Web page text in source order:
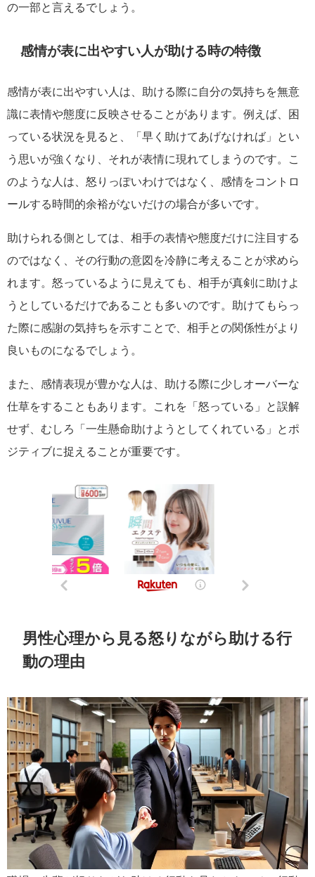
の一部と言えるでしょう。
感情が表に出やすい人が助ける時の特徴
感情が表に出やすい人は、助ける際に自分の気持ちを無意
識に表情や態度に反映させることがあります。例えば、困
っている状況を見ると、「早く助けてあげなければ」とい
う思いが強くなり、それが表情に現れてしまうのです。こ
のような人は、怒りっぽいわけではなく、感情をコントロ
ールする時間的余裕がないだけの場合が多いです。
助けられる側としては、相手の表情や態度だけに注目する
のではなく、その行動の意図を冷静に考えることが求めら
れます。怒っているように見えても、相手が真剣に助けよ
うとしているだけであることも多いのです。助けてもらっ
た際に感謝の気持ちを示すことで、相手との関係性がより
良いものになるでしょう。
また、感情表現が豊かな人は、助ける際に少しオーバーな
仕草をすることもあります。これを「怒っている」と誤解
せず、むしろ「一生懸命助けようとしてくれている」とポ
ジティブに捉えることが重要です。
男性心理から見る怒りながら助ける行
動の理由